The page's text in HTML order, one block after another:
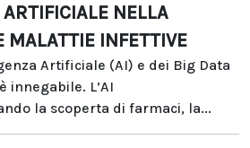
NELLA
MALATTIE INFETTIVE
Artificiale (AI) e dei Big Data
innegabile. L’AI
la scoperta di farmaci, la...